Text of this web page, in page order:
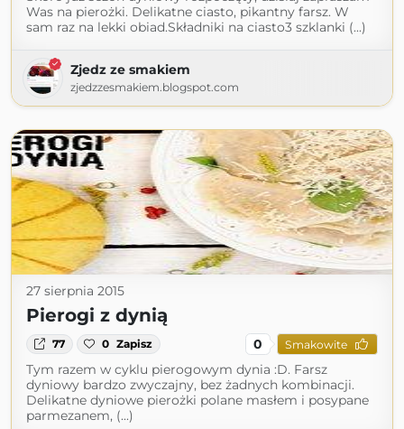
Was na pierożki. Delikatne ciasto, pikantny farsz. W
sam raz na lekki obiad.Składniki na ciasto3 szklanki (...)
Zjedz ze smakiem
zjedzzesmakiem.blogspot.com
27 sierpnia 2015
Pierogi z dynią
77 0 Zapisz 0 Smakowite
Tym razem w cyklu pierogowym dynia :D. Farsz
dyniowy bardzo zwyczajny, bez żadnych kombinacji.
Delikatne dyniowe pierożki polane masłem i posypane
parmezanem, (...)